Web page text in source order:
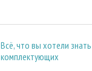
Всё, что вы хотели
комплектующих